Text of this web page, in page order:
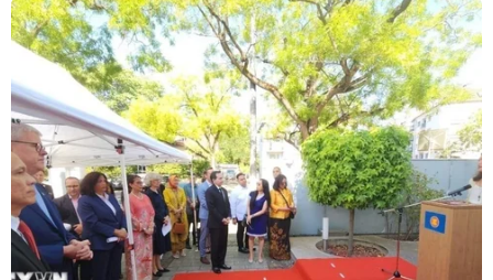
#COVID-19 #Phòng chống dịch bệnh
#SARS-CoV-2